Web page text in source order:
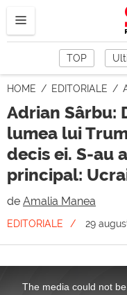
TOP
HOME EDITORIALE
Adrian Sârbu:
lumea lui
decis ei. S-au
principal:
de Amalia Manea
EDITORIALE 29
The media could not